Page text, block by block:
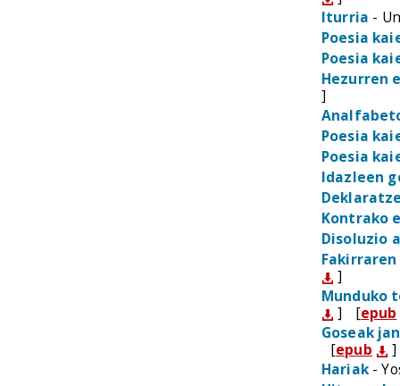
Iturria -
Poesia
Poesia
Hezurren
]
Poesia
Poesia
Idazleen
Kontrako
Disoluzio
]
Munduko
]
[epub
Goseak
[epub
]
Hariak-